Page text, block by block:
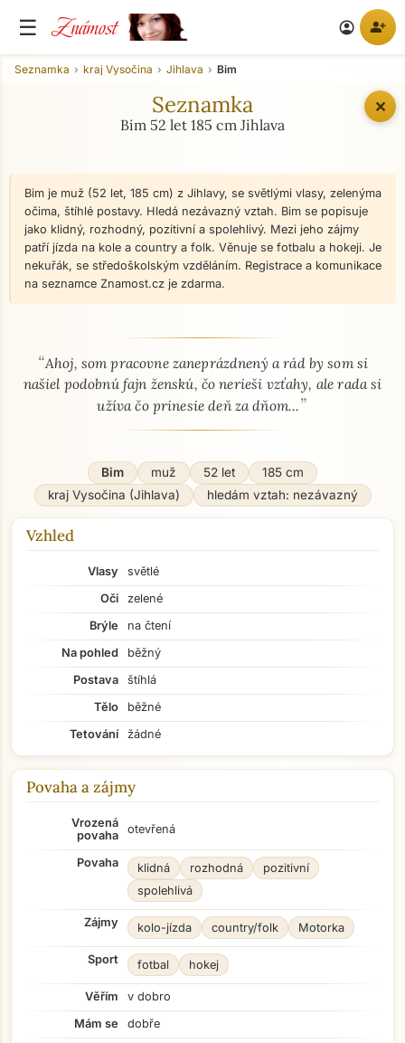
☰ Známost account_circle person_add
✕
Seznamka kraj Vysočina Jihlava Bim
Seznamka
Bim 52 let 185 cm Jihlava
Bim je muž (52 let, 185 cm) z Jihlavy, se světlými vlasy, zelenýma
očima, štíhlé postavy. Hledá nezávazný vztah. Bim se popisuje
jako klidný, rozhodný, pozitivní a spolehlivý. Mezi jeho zájmy
patří jízda na kole a country a folk. Věnuje se fotbalu a hokeji. Je
nekuřák, se středoškolským vzděláním. Registrace a komunikace
na seznamce Znamost.cz je zdarma.
O mně - seznamka profil
“Ahoj, som pracovne zaneprázdnený a rád by som si
našiel podobnú fajn ženskú, čo nerieši vzťahy, ale rada si
užíva čo prinesie deň za dňom...”
Bim muž 52 let
185 cm
kraj Vysočina (Jihlava)
hledám vztah: nezávazný
Vzhled
Vlasy
světlé
Oči
zelené
Brýle
na čtení
Na pohled
běžný
Postava
štíhlá
Tělo
běžné
Tetování
žádné
Povaha a zájmy
Vrozená
povaha
otevřená
Povaha klidná rozhodná
pozitivní
spolehlivá
Zájmy kolo-jízda country/folk Motorka
Sport fotbal hokej
Věřím
v dobro
Mám se
dobře